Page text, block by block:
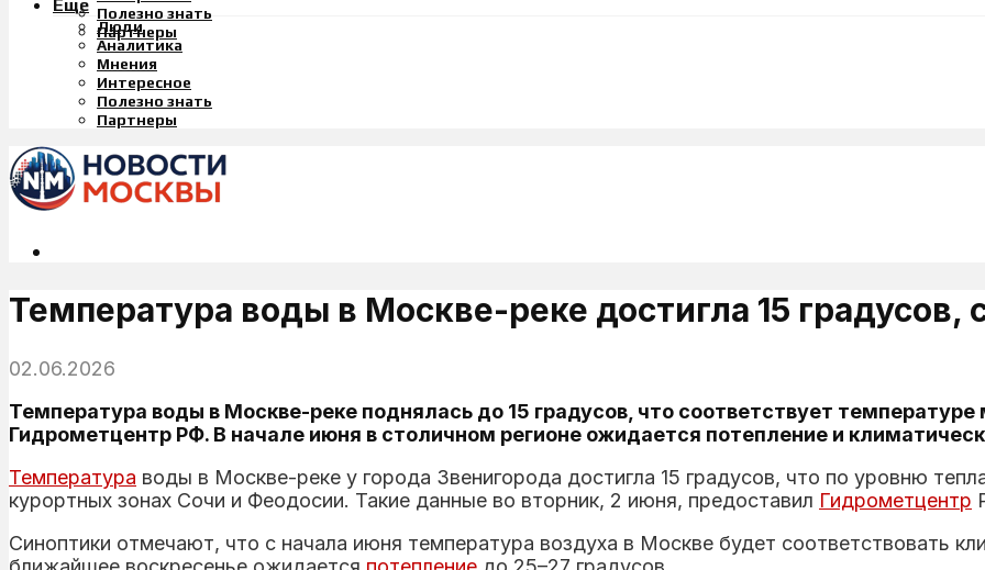
Полезно знать
Партнеры
Еще
Люди
Аналитика
Мнения
Интересное
Полезно знать
Партнеры
Температура воды в Москве-реке достигла 15
02.06.2026
Температура воды в Москве-реке поднялась до 15 градусов, что соответствует
Гидрометцентр РФ. В начале июня в столичном регионе ожидается потепление и
Температура воды в Москве-реке у города Звенигорода достигла 15 градусов, что по уровню
курортных зонах Сочи и Феодосии. Такие данные во вторник, 2 июня, предоставил Гидрометцентр
Синоптики отмечают, что с начала июня температура воздуха в Москве будет соответствовать